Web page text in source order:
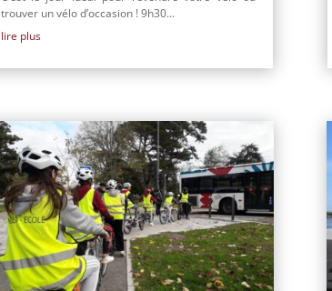
trouver un vélo d’occasion ! 9h30...
lire plus